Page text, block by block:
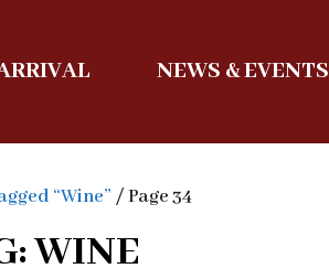
NEWS & EVENTS
“Wine” / Page 34
WINE